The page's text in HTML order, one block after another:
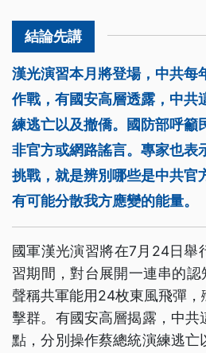
漢光演習本月將登場，中共每
作戰，有國安高層透露，中共
練逃亡以及撤僑。國防部呼籲
非官方或網路謠言。專家也表
挑戰，就是辨別哪些是中共官
有可能分散我方應變的能量。
國軍漢光演習將在7月24日舉
習期間，對台展開一連串的
聲稱共軍能用24枚東風飛彈
擊群。有國安高層揭露，中共
點，分別操作蔡總統演練逃亡